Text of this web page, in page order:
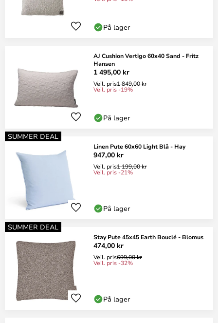
På lager
AJ Cushion Vertigo 60x40 Sand - Fritz
Hansen
1 495,00 kr
Veil. pris1 849,00 kr
Veil. pris -19%
På lager
SUMMER DEAL
Linen Pute 60x60 Light Blå - Hay
947,00 kr
Veil. pris1 199,00 kr
Veil. pris -21%
På lager
SUMMER DEAL
Stay Pute 45x45 Earth Bouclé - Blomus
474,00 kr
Veil. pris699,00 kr
Veil. pris -32%
På lager